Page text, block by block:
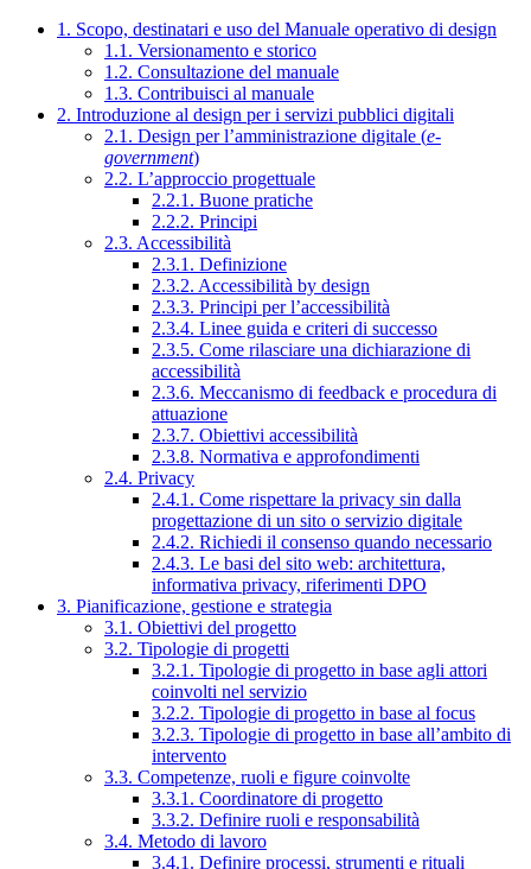
1. Scopo, destinatari e uso del Manuale operativo di design
1.1. Versionamento e storico
1.2. Consultazione del manuale
1.3. Contribuisci al manuale
2. Introduzione al design per i servizi pubblici digitali
2.1. Design per l’amministrazione digitale (e-
government)
2.2. L’approccio progettuale
2.2.1. Buone pratiche
2.2.2. Principi
2.3. Accessibilità
2.3.1. Definizione
2.3.2. Accessibilità by design
2.3.3. Principi per l’accessibilità
2.3.4. Linee guida e criteri di successo
2.3.5. Come rilasciare una dichiarazione di
accessibilità
2.3.6. Meccanismo di feedback e procedura di
attuazione
2.3.7. Obiettivi accessibilità
2.3.8. Normativa e approfondimenti
2.4. Privacy
2.4.1. Come rispettare la privacy sin dalla
progettazione di un sito o servizio digitale
2.4.2. Richiedi il consenso quando necessario
2.4.3. Le basi del sito web: architettura,
informativa privacy, riferimenti DPO
3. Pianificazione, gestione e strategia
3.1. Obiettivi del progetto
3.2. Tipologie di progetti
3.2.1. Tipologie di progetto in base agli attori
coinvolti nel servizio
3.2.2. Tipologie di progetto in base al focus
3.2.3. Tipologie di progetto in base all’ambito di
intervento
3.3. Competenze, ruoli e figure coinvolte
3.3.1. Coordinatore di progetto
3.3.2. Definire ruoli e responsabilità
3.4. Metodo di lavoro
3.4.1. Definire processi, strumenti e rituali